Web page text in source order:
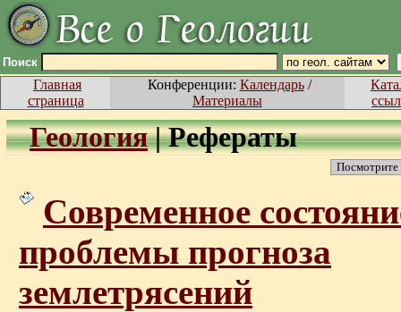
Поиск
Главная
страница
Конференции: Календарь/
Материалы
Геология|Рефераты
Посмотрите
Современное
проблемы прогноза
землетрясений